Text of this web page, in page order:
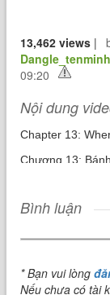
13,462 views |
09:20
Nội dung
Chapter 13:
Chương 13:
Word Study: từ
Bình luận
* Bạn vui lòng
Nếu chưa có tài